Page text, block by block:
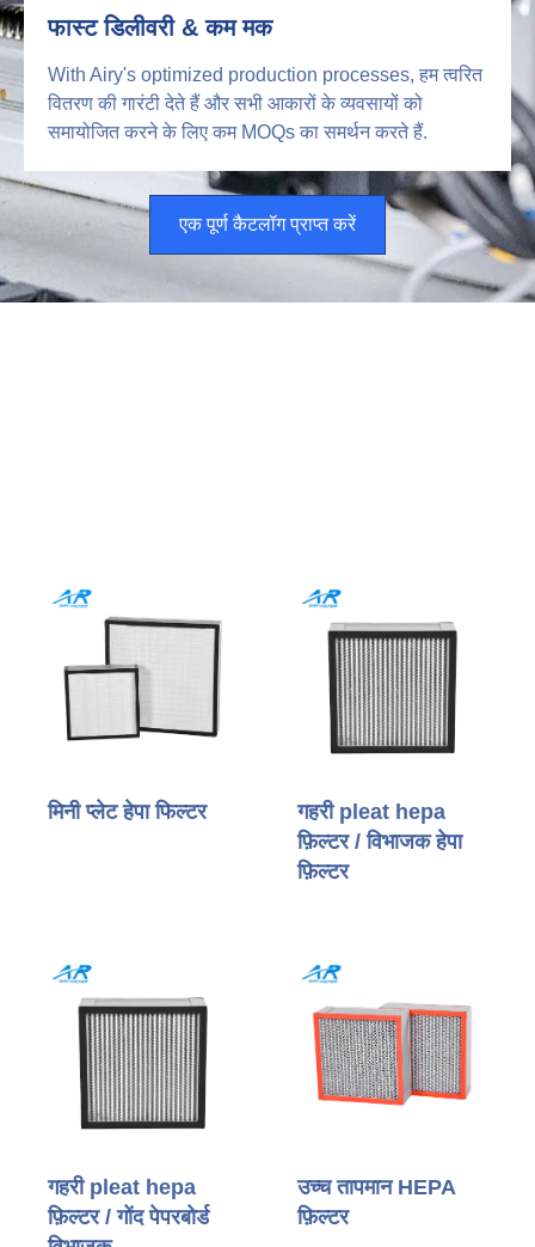
फास्ट डिलीवरी & कम मक
With Airy's optimized production processes, हम त्वरित
वितरण की गारंटी देते हैं और सभी आकारों के व्यवसायों को
समायोजित करने के लिए कम MOQs का समर्थन करते हैं.
एक पूर्ण कैटलॉग प्राप्त करें
मिनी प्लेट हेपा फिल्टर
गहरी pleat hepa
फ़िल्टर / विभाजक हेपा
फ़िल्टर
गहरी pleat hepa
फ़िल्टर / गोंद पेपरबोर्ड
उच्च तापमान HEPA
फ़िल्टर